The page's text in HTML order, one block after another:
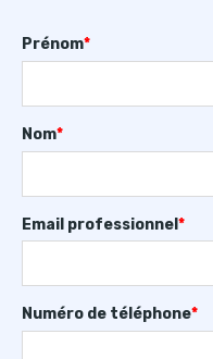
Prénom*
Nom*
Email professionnel *
Numéro de téléphone*